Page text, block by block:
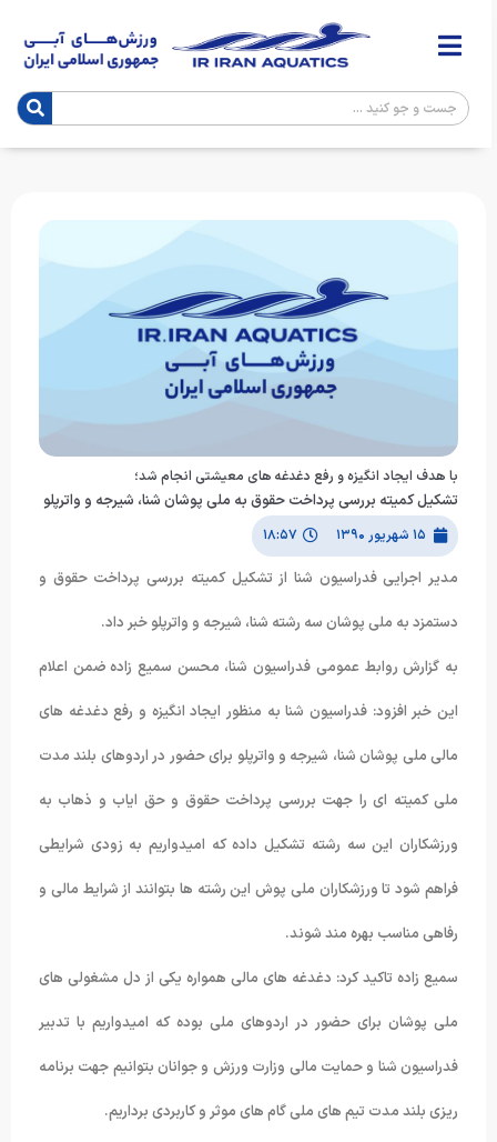
با هدف ایجاد انگیزه و رفع دغدغه های معیشتی انجام شد؛
تشکیل کمیته بررسی پرداخت حقوق به ملی پوشان شنا، شیرجه و واترپلو
۱۵ شهریور ۱۳۹۰ ۱۸:۵۷
مدیر اجرایی فدراسیون شنا از تشکیل کمیته بررسی پرداخت حقوق و
دستمزد به ملی پوشان سه رشته شنا، شیرجه و واترپلو خبر داد.
به گزارش روابط عمومی فدراسیون شنا، محسن سمیع زاده ضمن اعلام
این خبر افزود: فدراسیون شنا به منظور ایجاد انگیزه و رفع دغدغه های
مالی ملی پوشان شنا، شیرجه و واترپلو برای حضور در اردوهای بلند مدت
ملی کمیته ای را جهت بررسی پرداخت حقوق و حق ایاب و ذهاب به
ورزشکاران این سه رشته تشکیل داده که امیدواریم به زودی شرایطی
فراهم شود تا ورزشکاران ملی پوش این رشته ها بتوانند از شرایط مالی و
رفاهی مناسب بهره مند شوند.
سمیع زاده تاکید کرد: دغدغه های مالی همواره یکی از دل مشغولی های
ملی پوشان برای حضور در اردوهای ملی بوده که امیدواریم با تدبیر
فدراسیون شنا و حمایت مالی وزارت ورزش و جوانان بتوانیم جهت برنامه
ریزی بلند مدت تیم های ملی گام های موثر و کاربردی برداریم.